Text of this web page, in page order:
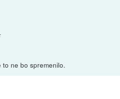
ne bo spremenilo.